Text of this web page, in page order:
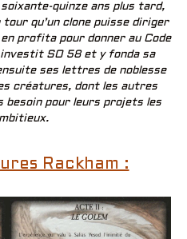
quinze ans plus tard,
qu’un clone puisse diriger
profita pour donner au Code
SO 58 et y fonda sa
ses lettres de noblesse
créatures, dont les autres
besoin pour leurs projets les
Rackham :